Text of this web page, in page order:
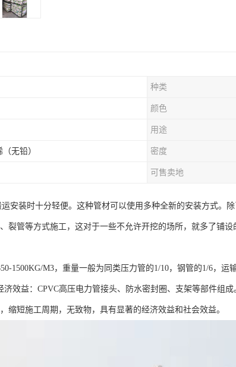
种类
颜色
用途
无铅） 密度
可售卖地
安装时十分轻便。这种管材可以使用多种全新的安装方式。
裂管等方式施工，这对于一些不允许开挖的场所，就多了铺设
1500KG/M3，重量一般为同类压力管的1/10，钢管的1/6，运
济效益：CPVC高压电力管接头、防水密封圈、支架等部件组
缩短施工周期，无致物，具有显著的经济效益和社会效益。